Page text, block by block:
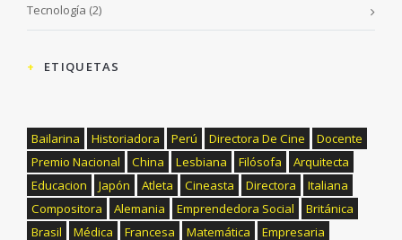
Tecnología (2)
ETIQUETAS
Bailarina Historiadora Perú Directora De Cine
Docente
Premio Nacional
China Lesbiana Filósofa
Arquitecta
Educacion
Japón Atleta Cineasta Directora
Italiana
Compositora
Alemania Emprendedora Social
Británica
Brasil
Médica Francesa Matemática Empresaria